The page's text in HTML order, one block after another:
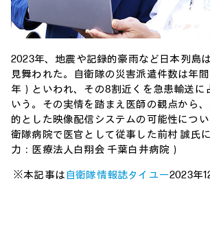
2023年、地震や記録的豪雨など日本列島
見舞われた。自衛隊の災害派遣件数は年
年）といわれ、その8割近くを急患輸送に
いう。その実情を踏まえ医師の観点から
的とした映像配信システムの可能性につ
衛隊病院で医官として従事した前村 誠氏
力：医療法人白翔会 千葉白井病院）
※本記事は自衛隊情報誌タイユー2023年